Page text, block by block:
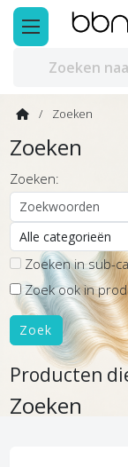
Zoeken
Zoeken
Zoeken:
Zoeken in sub-
Zoek ook in
Producten
Zoeken